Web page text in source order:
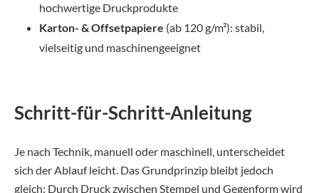
hochwertige Druckprodukte
Karton- & Offsetpapiere (ab 120 g/m²): stabil,
vielseitig und maschinengeeignet
Schritt-für-Schritt-Anleitung
Je nach Technik, manuell oder maschinell, unterscheidet
sich der Ablauf leicht. Das Grundprinzip bleibt jedoch
gleich: Durch Druck zwischen Stempel und Gegenform wird